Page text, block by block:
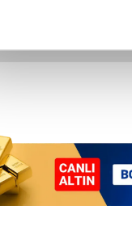
ilişkin
tıklayabilir,Çerez